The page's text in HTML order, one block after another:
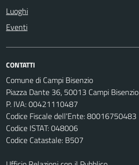
Luoghi
Eventi
CONTATTI
Comune di Campi Bisenzio
Piazza Dante 36, 50013 Campi Bisenzio
P. IVA: 00421110487
Codice Fiscale dell'Ente: 80016750483
Codice ISTAT: 048006
Codice Catastale: B507